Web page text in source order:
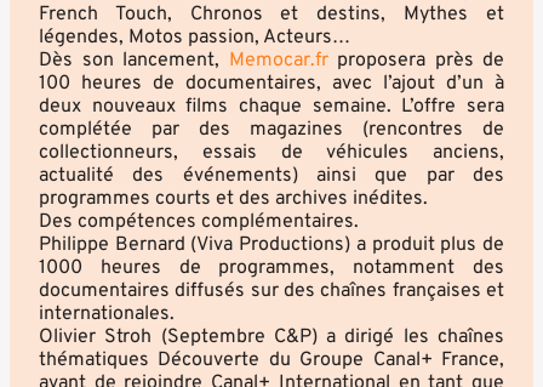
French Touch, Chronos et destins, Mythes et
légendes, Motos passion, Acteurs…
Dès son lancement, Memocar.frproposera près de
100 heures de documentaires, avec l’ajout d’un à
deux nouveaux films chaque semaine. L’offre sera
complétée par des magazines (rencontres de
collectionneurs, essais de véhicules anciens,
actualité des événements) ainsi que par des
programmes courts et des archives inédites.
Des compétences complémentaires.
Philippe Bernard (Viva Productions) a produit plus de
1000 heures de programmes, notamment des
documentaires diffusés sur des chaînes françaises et
internationales.
Olivier Stroh (Septembre C&P) a dirigé les chaînes
thématiques Découverte du Groupe Canal+ France,